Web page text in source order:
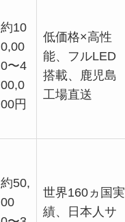
約10
0,00
0〜4
00,0
00円
低価格×高性
能、フルLED
搭載、鹿児島
工場直送
約50,
00
世界160ヵ国実
績、日本人サ